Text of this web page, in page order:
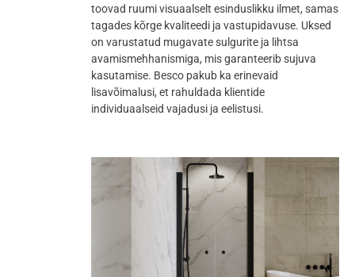
toovad ruumi visuaalselt esinduslikku ilmet, samas
tagades kõrge kvaliteedi ja vastupidavuse. Uksed
on varustatud mugavate sulgurite ja lihtsa
avamismehhanismiga, mis garanteerib sujuva
kasutamise. Besco pakub ka erinevaid
lisavõimalusi, et rahuldada klientide
individuaalseid vajadusi ja eelistusi.